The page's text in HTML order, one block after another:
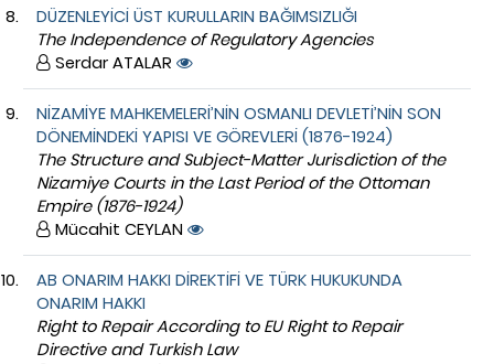
DÜZENLEYİCİ ÜST KURULLARIN BAĞIMSIZLIĞI
The Independence of Regulatory Agencies
Serdar ATALAR
NİZAMİYE MAHKEMELERİ’NİN OSMANLI DEVLETİ’NİN SON
DÖNEMİNDEKİ YAPISI VE GÖREVLERİ (1876-1924)
The Structure and Subject-Matter Jurisdiction of the
Nizamiye Courts in the Last Period of the Ottoman
Empire (1876-1924)
Mücahit CEYLAN
AB ONARIM HAKKI DİREKTİFİ VE TÜRK HUKUKUNDA
ONARIM HAKKI
Right to Repair According to EU Right to Repair
Directive and Turkish Law